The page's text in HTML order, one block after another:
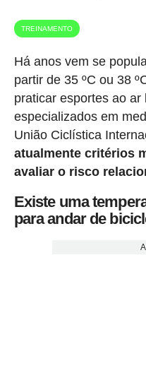
TREINAMENTO
Há anos vem se
partir de 35 ºC ou 38
praticar esportes ao
especializados em
União Ciclística
atualmente critérios
avaliar o risco
Existe uma
para andar de